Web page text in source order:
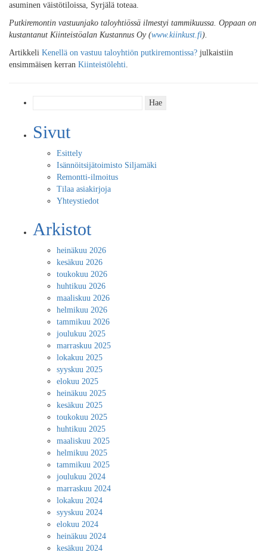
asuminen väistötiloissa, Syrjälä toteaa.
Putkiremontin vastuunjako taloyhtiössä ilmestyi tammikuussa. Oppaan on
kustantanut Kiinteistöalan Kustannus Oy (www.kiinkust.fi).
Artikkeli Kenellä on vastuu taloyhtiön putkiremontissa? julkaistiin
ensimmäisen kerran Kiinteistölehti.
Sivut
Esittely
Isännöitsijätoimisto Siljamäki
Remontti-ilmoitus
Tilaa asiakirjoja
Yhteystiedot
Arkistot
heinäkuu 2026
kesäkuu 2026
toukokuu 2026
huhtikuu 2026
maaliskuu 2026
helmikuu 2026
tammikuu 2026
joulukuu 2025
marraskuu 2025
lokakuu 2025
syyskuu 2025
elokuu 2025
heinäkuu 2025
kesäkuu 2025
toukokuu 2025
huhtikuu 2025
maaliskuu 2025
helmikuu 2025
tammikuu 2025
joulukuu 2024
marraskuu 2024
lokakuu 2024
syyskuu 2024
elokuu 2024
heinäkuu 2024
kesäkuu 2024